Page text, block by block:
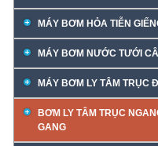
MÁY BƠM HỎA TIỄN
MÁY BƠM NƯỚC TƯỚI
MÁY BƠM LY TÂM TRỤC
BƠM LY TÂM TRỤC
GANG